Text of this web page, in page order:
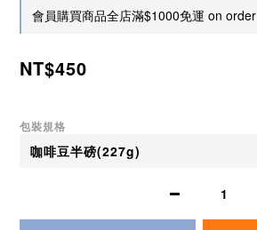
會員購買商品全店滿$1000免運 on order
NT$450
包裝規格